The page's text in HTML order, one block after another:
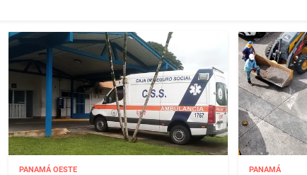
PANAMÁ OESTE PANAMÁ